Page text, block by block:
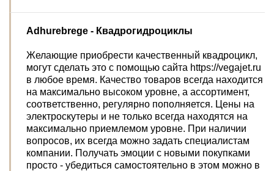
Adhurebrege - Квадрогидроциклы
Желающие приобрести качественный квадроцикл,
могут сделать это с помощью сайта https://vegajet.ru
в любое время. Качество товаров всегда находится
на максимально высоком уровне, а ассортимент,
соответственно, регулярно пополняется. Цены на
электроскутеры и не только всегда находятся на
максимально приемлемом уровне. При наличии
вопросов, их всегда можно задать специалистам
компании. Получать эмоции с новыми покупками
просто - убедиться самостоятельно в этом можно в